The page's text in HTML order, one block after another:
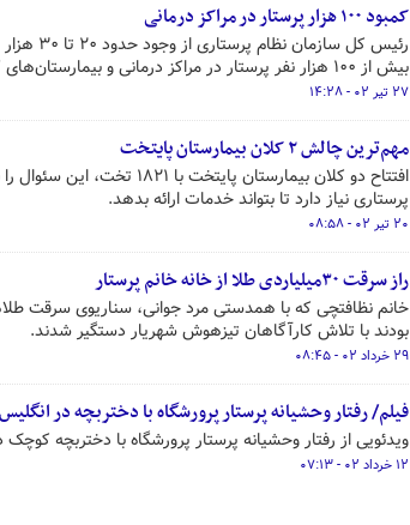
کمبود ۱۰۰ هزار پرستار در مراکز درمانی
رئیس
بیش از ۱۰۰ هزار نفر پرستار در مراکز درمانی و بیمارستان‌های کشور مواجه هستیم.
۲۷ تیر ۰۲ - ۱۴:۲۸
مهم‌ترین چالش ۲ کلان بیمارستان پایتخت
افتتاح دو کلان بیمارستان
پرستاری نیاز دارد تا بتواند خدمات ارائه بدهد.
۲۰ تیر ۰۲ - ۰۸:۵۸
راز سرقت ۳۰میلیاردی طلا از خانه خانم پرستار
بودند با تلاش کارآگاهان تیزهوش شهریار دستگیر شدند.
۲۹ خرداد ۰۲ - ۰۸:۴۵
فیلم/ رفتار وحشیانه پرستار پرورشگاه با دختربچه در انگلیس
ویدئویی از رفتار وحشیانه پرستار پرورشگاه با دختربچه
۱۲ خرداد ۰۲ - ۰۷:۱۳